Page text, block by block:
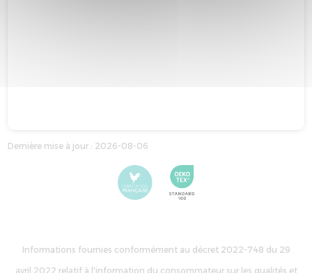
Dernière mise à jour : 2026-08-06
Informations fournies conformément au décret 2022-748 du 29
avril 2022 relatif à l'information du consommateur sur les qualités et